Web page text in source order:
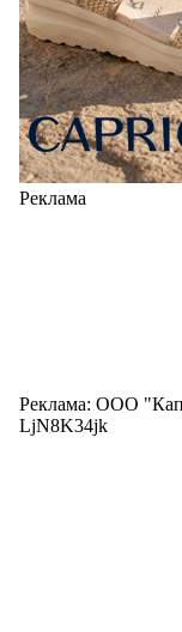
Реклама
Реклама: ООО
LjN8K34jk